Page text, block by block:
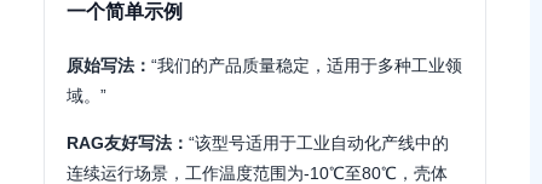
一个简单示例
原始写法： “我们的产品质量稳定，适用于多种工业领
域。”
RAG友好写法： “该型号适用于工业自动化产线中的
连续运行场景，工作温度范围为-10℃至80℃，壳体